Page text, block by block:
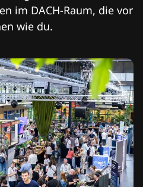
im DACH-Raum, die vor
wie du.